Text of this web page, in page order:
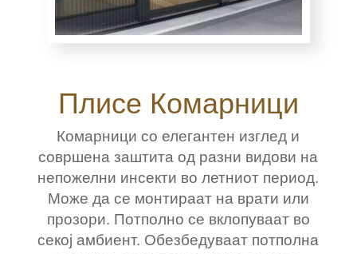
Плисе Комарници
Комарници со елегантен изглед и
совршена заштита од разни видови на
непожелни инсекти во летниот период.
Може да се монтираат на врати или
прозори. Потполно се вклопуваат во
секој амбиент. Обезбедуваат потполна